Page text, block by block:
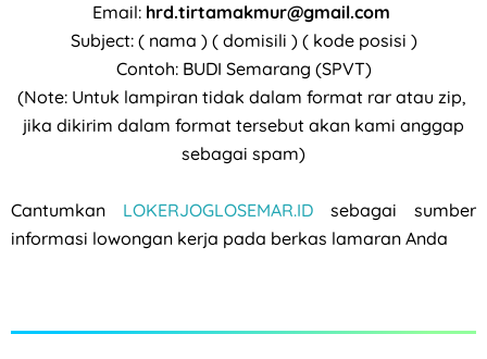
Email: hrd.tirtamakmur@gmail.com
Subject: ( nama ) ( domisili ) ( kode posisi )
Contoh: BUDI Semarang (SPVT)
(Note: Untuk lampiran tidak dalam format rar atau zip,
jika dikirim dalam format tersebut akan kami anggap
sebagai spam)
Cantumkan LOKERJOGLOSEMAR.ID sebagai sumber
informasi lowongan kerja pada berkas lamaran Anda